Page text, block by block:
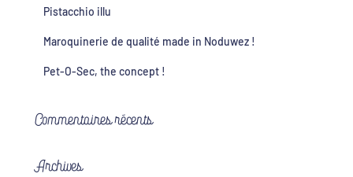
Pistacchio illu
Maroquinerie de qualité made in Noduwez !
Pet-O-Sec, the concept !
Commentaires récents
Archives